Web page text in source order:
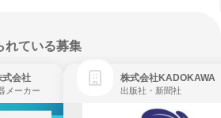
れている募集
式会社
メーカー
株式会社KADOKAWA
出版社・新聞社